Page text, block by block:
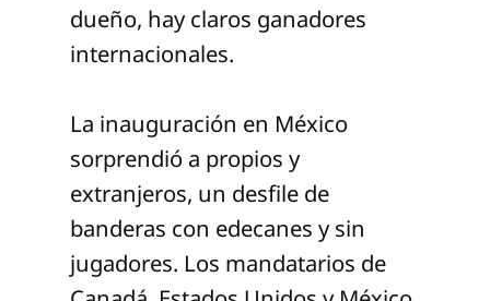
dueño, hay claros ganadores
internacionales.
La inauguración en México
sorprendió a propios y
extranjeros, un desfile de
banderas con edecanes y sin
jugadores. Los mandatarios de